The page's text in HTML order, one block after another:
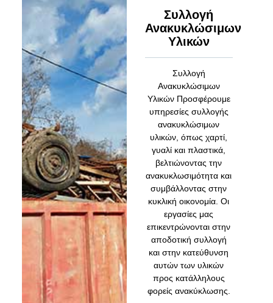
Συλλογή
Ανακυκλώσιμων
Υλικών
Συλλογή
Ανακυκλώσιμων
Υλικών Προσφέρουμε
υπηρεσίες συλλογής
ανακυκλώσιμων
υλικών, όπως χαρτί,
γυαλί και πλαστικά,
βελτιώνοντας την
ανακυκλωσιμότητα και
συμβάλλοντας στην
κυκλική οικονομία. Οι
εργασίες μας
επικεντρώνονται στην
αποδοτική συλλογή
και στην κατεύθυνση
αυτών των υλικών
προς κατάλληλους
φορείς ανακύκλωσης.